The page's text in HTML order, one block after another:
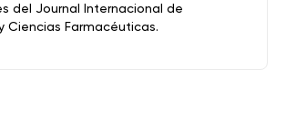
del Journal Internacional de
Ciencias Farmacéuticas.